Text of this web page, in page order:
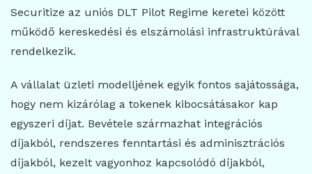
Securitize az uniós DLT Pilot Regime keretei között
működő kereskedési és elszámolási infrastruktúrával
rendelkezik.
A vállalat üzleti modelljének egyik fontos sajátossága,
hogy nem kizárólag a tokenek kibocsátásakor kap
egyszeri díjat. Bevétele származhat integrációs
díjakból, rendszeres fenntartási és adminisztrációs
díjakból, kezelt vagyonhoz kapcsolódó díjakból,